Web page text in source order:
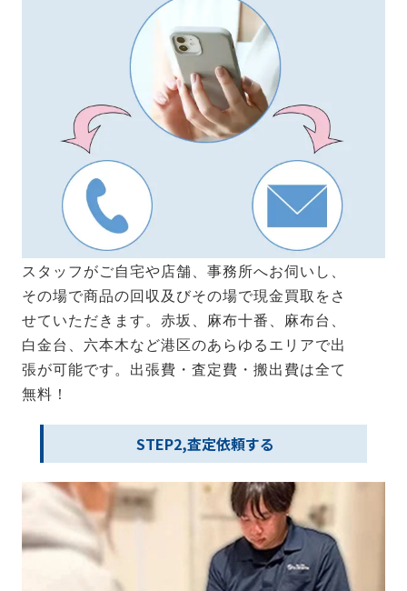
スタッフがご自宅や店舗、事務所へお伺いし、
その場で商品の回収及びその場で現金買取をさ
せていただきます。赤坂、麻布十番、麻布台、
白金台、六本木など港区のあらゆるエリアで出
張が可能です。出張費・査定費・搬出費は全て
無料！
STEP2,査定依頼する